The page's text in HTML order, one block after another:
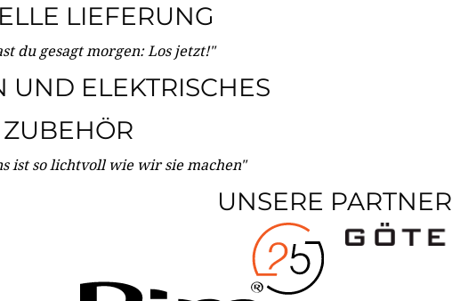
LIEFERUNG
du gesagt morgen: Los jetzt!"
UND ELEKTRISCHES
ZUBEHÖR
ist so lichtvoll wie wir sie machen"
UNSERE PARTNER